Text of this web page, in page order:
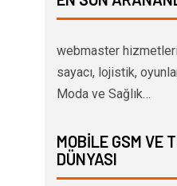
webmaster
sayacı, lojistik,
Moda ve Sağlık…
MOBILE GSM VE
DÜNYASI